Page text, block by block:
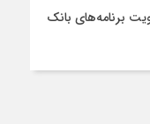
برنامه‌های بانک